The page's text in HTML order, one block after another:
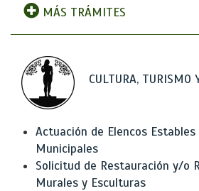
MÁS TRÁMITES
CULTURA, TURISMO
Actuación de Elencos
Municipales
Solicitud de Restauración y/o
Murales y Esculturas